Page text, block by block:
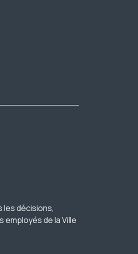
les décisions,
de la Ville